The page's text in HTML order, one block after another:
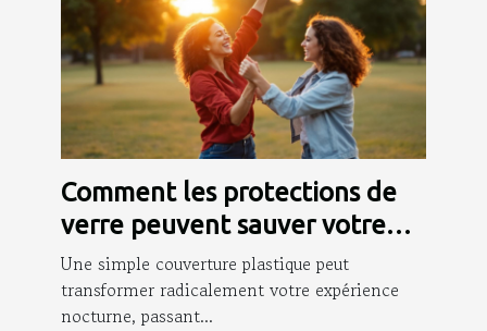
Comment les protections de
verre peuvent sauver votre
soirée ?
Une simple couverture plastique peut
transformer radicalement votre expérience
nocturne, passant...